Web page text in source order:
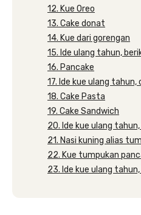
12. Kue Oreo
13. Cake donat
14. Kue dari gorengan
15. Ide ulang tahun,
16. Pancake
17. Ide kue ulang tahun,
18. Cake Pasta
19. Cake Sandwich
20. Ide kue ulang
21. Nasi kuning alias
22. Kue tumpukan
23. Ide kue ulang